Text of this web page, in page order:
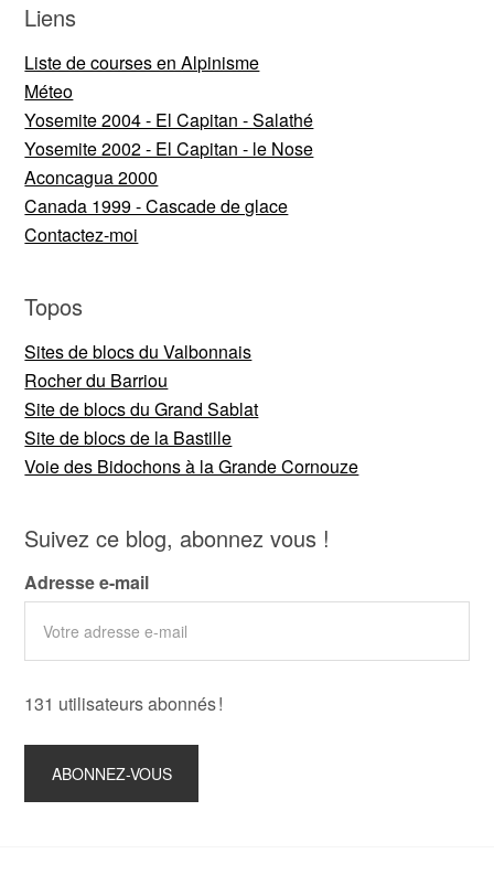
Liens
Liste de courses en Alpinisme
Méteo
Yosemite 2004 - El Capitan - Salathé
Yosemite 2002 - El Capitan - le Nose
Aconcagua 2000
Canada 1999 - Cascade de glace
Contactez-moi
Topos
Sites de blocs du Valbonnais
Rocher du Barriou
Site de blocs du Grand Sablat
Site de blocs de la Bastille
Voie des Bidochons à la Grande Cornouze
Suivez ce blog, abonnez vous !
Adresse e-mail
131 utilisateurs abonnés !